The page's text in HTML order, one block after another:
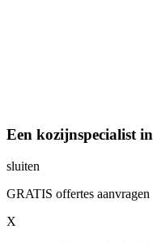
Een kozijnspecialist
sluiten
GRATIS offertes aanvragen
X